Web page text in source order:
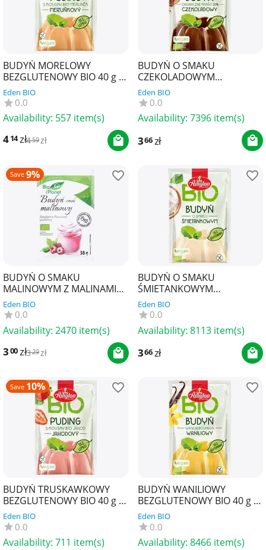
BUDYŃ MORELOWY
BEZGLUTENOWY BIO 40 g -
AMYLON
Eden BIO
0.0
Availability: 557 item(s)
414zł459zł
BUDYŃ O SMAKU
CZEKOLADOWYM
BEZGLUTENOWY BIO 40 g -
AMYLON
Eden BIO
0.0
Availability: 7396 item(s)
366zł
Save 9%
BUDYŃ O SMAKU
MALINOWYM Z MALINAMI
BIO 38 g - BIO PLANET
Eden BIO
0.0
Availability: 2470 item(s)
300zł329 zł
BUDYŃ O SMAKU
ŚMIETANKOWYM
BEZGLUTENOWY BIO 40 g -
AMYLON
Eden BIO
0.0
Availability: 8113 item(s)
366zł
Save 10%
BUDYŃ TRUSKAWKOWY
BEZGLUTENOWY BIO 40 g -
AMYLON
Eden BIO
0.0
Availability: 711 item(s)
BUDYŃ WANILIOWY
BEZGLUTENOWY BIO 40 g -
AMYLON
Eden BIO
0.0
Availability: 8466 item(s)